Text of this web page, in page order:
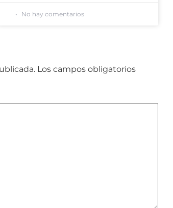
No hay comentarios
Los campos obligatorios